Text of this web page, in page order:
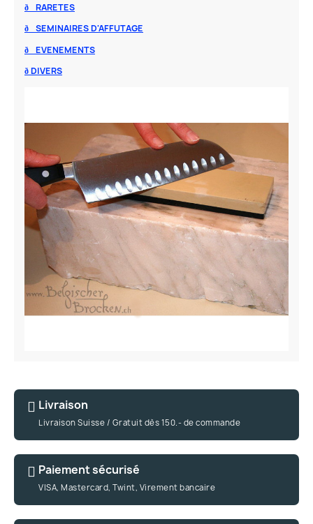
ð RARETES
ð SEMINAIRES D'AFFUTAGE
ð EVENEMENTS
ð DIVERS
Livraison
Livraison Suisse / Gratuit dès 150.- de commande
Paiement sécurisé
VISA, Mastercard, Twint, Virement bancaire